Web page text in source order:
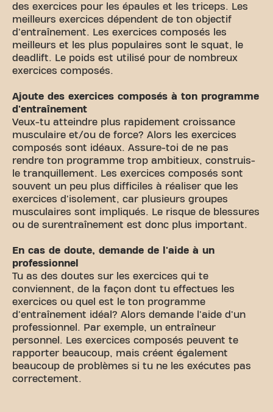
des exercices pour les épaules et les triceps. Les
meilleurs exercices dépendent de ton objectif
d'entraînement. Les exercices composés les
meilleurs et les plus populaires sont le squat, le
deadlift. Le poids est utilisé pour de nombreux
exercices composés.
Ajoute des exercices composés à ton programme
d'entraînement
Veux-tu atteindre plus rapidement croissance
musculaire et/ou de force? Alors les exercices
composés sont idéaux. Assure-toi de ne pas
rendre ton programme trop ambitieux, construis-
le tranquillement. Les exercices composés sont
souvent un peu plus difficiles à réaliser que les
exercices d'isolement, car plusieurs groupes
musculaires sont impliqués. Le risque de blessures
ou de surentraînement est donc plus important.
En cas de doute, demande de l'aide à un
professionnel
Tu as des doutes sur les exercices qui te
conviennent, de la façon dont tu effectues les
exercices ou quel est le ton programme
d'entraînement idéal? Alors demande l'aide d'un
professionnel. Par exemple, un entraîneur
personnel. Les exercices composés peuvent te
rapporter beaucoup, mais créent également
beaucoup de problèmes si tu ne les exécutes pas
correctement.